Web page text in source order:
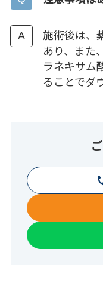
施術後は、
あり、また
ラネキサム
ることでダ